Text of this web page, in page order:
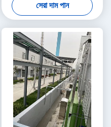
সেরা দাম পান